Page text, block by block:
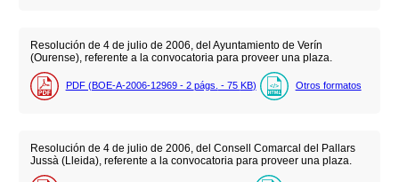
Resolución de 4 de julio de 2006, del Ayuntamiento de Verín
(Ourense), referente a la convocatoria para proveer una plaza.
PDF (BOE-A-2006-12969 - 2 págs. - 75 KB) Otros formatos
Resolución de 4 de julio de 2006, del Consell Comarcal del Pallars
Jussà (Lleida), referente a la convocatoria para proveer una plaza.